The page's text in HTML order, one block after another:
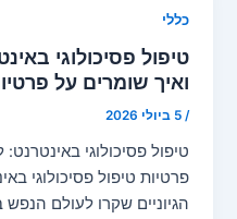
כללי
טיפול פסיכולוגי
ואיך שומרים על
/5 ביולי 2026
טיפול פסיכולוגי
פרטיות טיפול פסיכולוגי
הגיוניים שקרו לעולם הנפש